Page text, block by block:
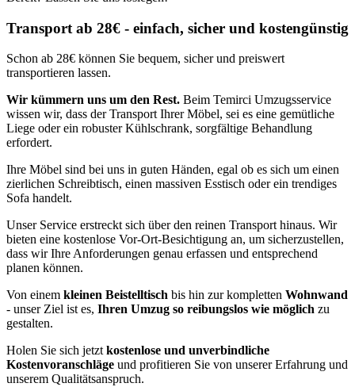
Transport ab 28€ - einfach, sicher und kostengünstig
Schon ab 28€ können Sie bequem, sicher und preiswert
transportieren lassen.
Wir kümmern uns um den Rest. Beim Temirci Umzugsservice
wissen wir, dass der Transport Ihrer Möbel, sei es eine gemütliche
Liege oder ein robuster Kühlschrank, sorgfältige Behandlung
erfordert.
Ihre Möbel sind bei uns in guten Händen, egal ob es sich um einen
zierlichen Schreibtisch, einen massiven Esstisch oder ein trendiges
Sofa handelt.
Unser Service erstreckt sich über den reinen Transport hinaus. Wir
bieten eine kostenlose Vor-Ort-Besichtigung an, um sicherzustellen,
dass wir Ihre Anforderungen genau erfassen und entsprechend
planen können.
Von einem kleinen Beistelltisch bis hin zur kompletten Wohnwand
- unser Ziel ist es, Ihren Umzug so reibungslos wie möglich zu
gestalten.
Holen Sie sich jetzt kostenlose und unverbindliche
Kostenvoranschläge und profitieren Sie von unserer Erfahrung und
unserem Qualitätsanspruch.